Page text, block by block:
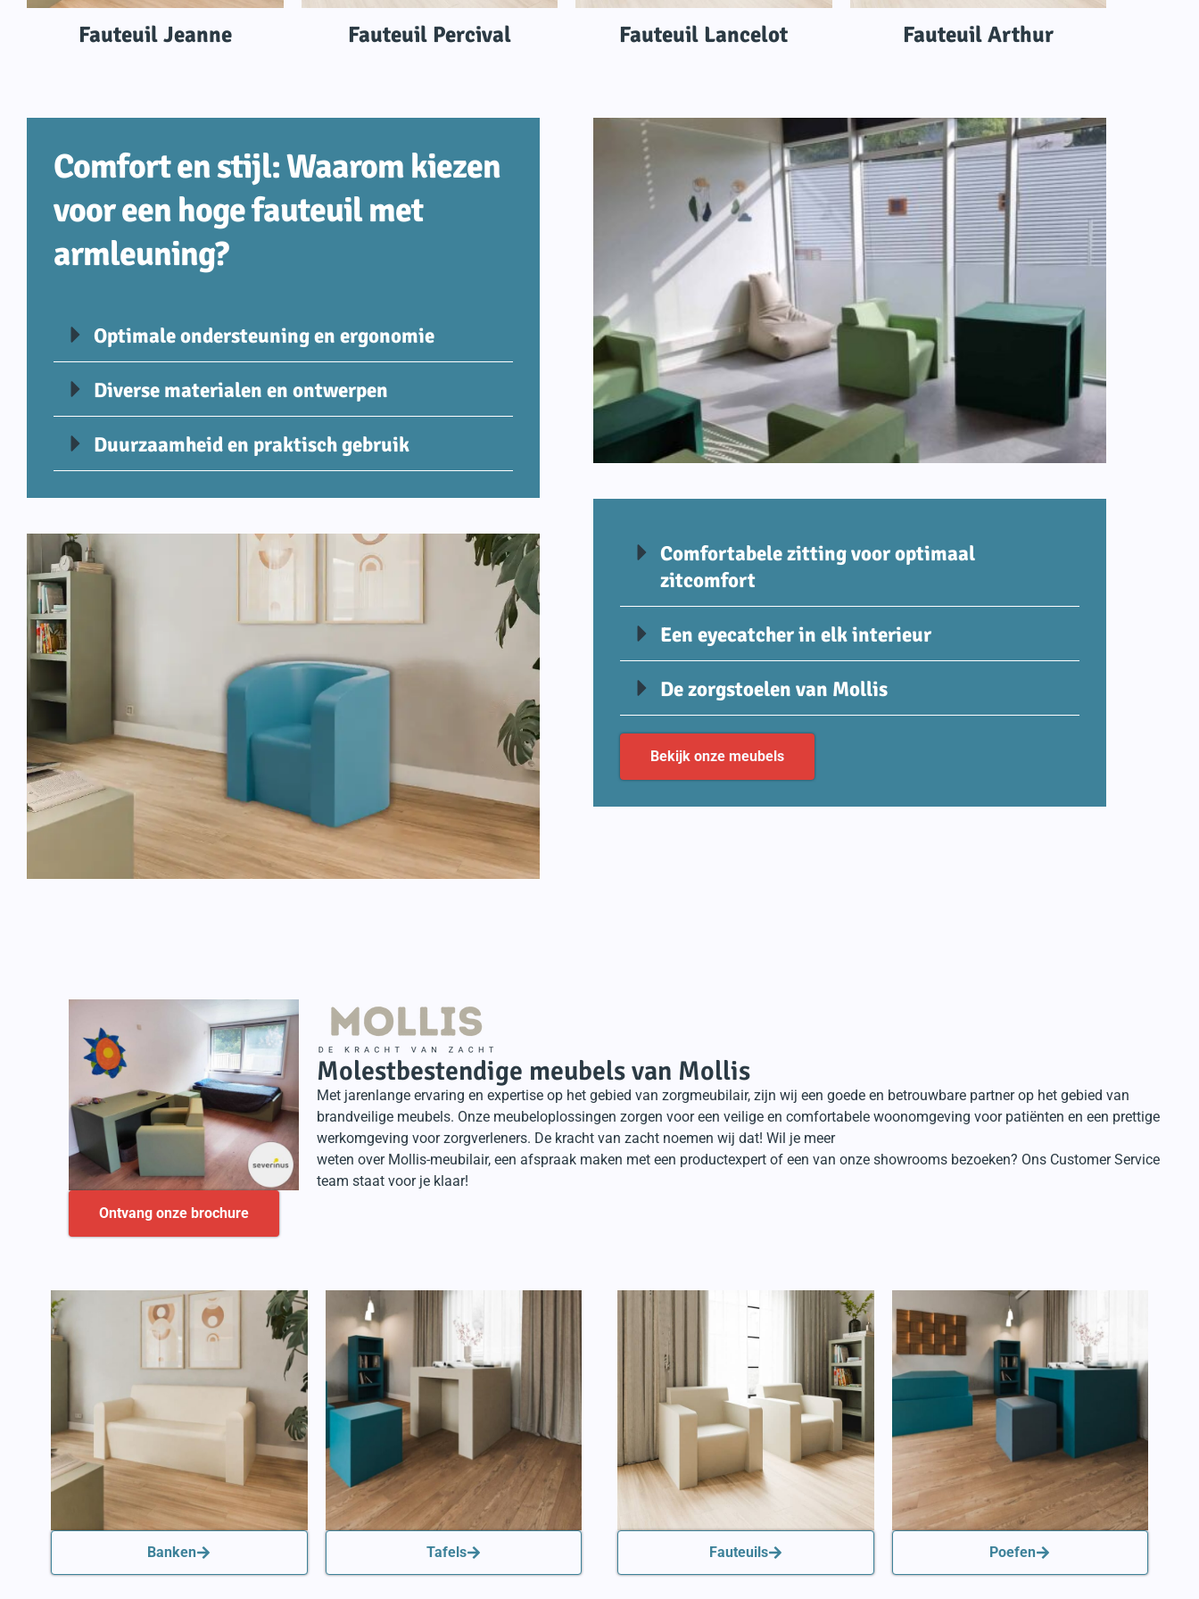
Fauteuil Jeanne Fauteuil Percival Fauteuil Lancelot Fauteuil Arthur
Comfort en stijl: Waarom kiezen
voor een hoge fauteuil met
armleuning?
Optimale ondersteuning en ergonomie
Diverse materialen en ontwerpen
Duurzaamheid en praktisch gebruik
Comfortabele zitting voor optimaal
zitcomfort
Een eyecatcher in elk interieur
De zorgstoelen van Mollis
Bekijk onze meubels
Ontvang onze brochure
Molestbestendige meubels van Mollis
Met jarenlange ervaring en expertise op het gebied van zorgmeubilair, zijn wij een goede en betrouwbare partner op het gebied van
brandveilige meubels. Onze meubeloplossingen zorgen voor een veilige en comfortabele woonomgeving voor patiënten en een prettige
werkomgeving voor zorgverleners. De kracht van zacht noemen wij dat! Wil je meer
weten over Mollis-meubilair, een afspraak maken met een productexpert of een van onze showrooms bezoeken? Ons Customer Service
team staat voor je klaar!
Banken Tafels Fauteuils Poefen